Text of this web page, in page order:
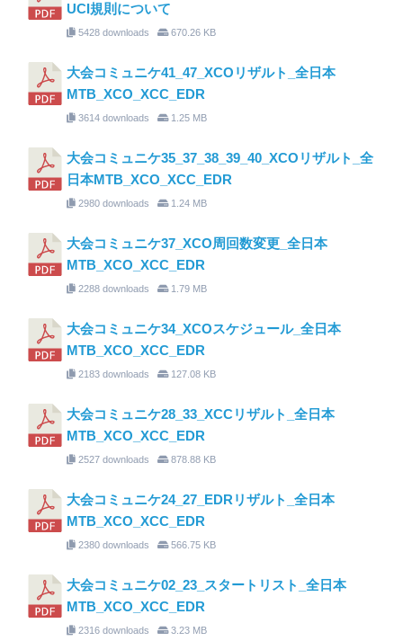
UCI規則について
5428 downloads 670.26 KB
大会コミュニケ41_47_XCOリザルト_全日本
MTB_XCO_XCC_EDR
3614 downloads 1.25 MB
大会コミュニケ35_37_38_39_40_XCOリザルト_全
日本MTB_XCO_XCC_EDR
2980 downloads 1.24 MB
大会コミュニケ37_XCO周回数変更_全日本
MTB_XCO_XCC_EDR
2288 downloads 1.79 MB
大会コミュニケ34_XCOスケジュール_全日本
MTB_XCO_XCC_EDR
2183 downloads 127.08 KB
大会コミュニケ28_33_XCCリザルト_全日本
MTB_XCO_XCC_EDR
2527 downloads 878.88 KB
大会コミュニケ24_27_EDRリザルト_全日本
MTB_XCO_XCC_EDR
2380 downloads 566.75 KB
大会コミュニケ02_23_スタートリスト_全日本
MTB_XCO_XCC_EDR
2316 downloads 3.23 MB